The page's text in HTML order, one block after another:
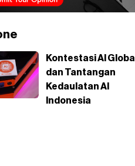
Kontestasi AI Global
dan Tantangan
Kedaulatan AI
Indonesia